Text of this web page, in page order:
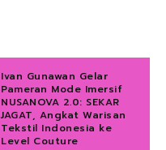
Ivan Gunawan Gelar
Pameran Mode Imersif
NUSANOVA 2.0: SEKAR
JAGAT, Angkat Warisan
Tekstil Indonesia ke
Level Couture